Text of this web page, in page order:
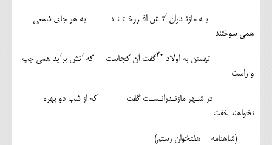
بـه مازنـدران آتـش افـروخـتـنـد به هر جای شمعی
همی سوختند
تهمتن به اولاد ۲۰گفت آن کجاست که آتش برآید همی چپ
و راست
در شـهر مازنـدرانـسـت گفت که از شب دو بهره
نخواهند خفت
(شاهنامه – هفتخوان رستم)